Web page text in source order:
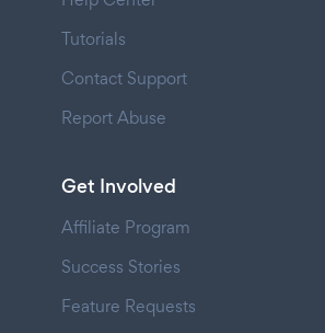
Tutorials
Contact Support
Report Abuse
Get Involved
Affiliate Program
Success Stories
Feature Requests